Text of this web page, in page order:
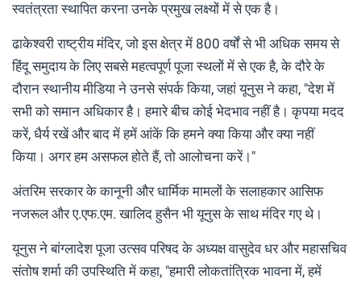
स्वतंत्रता स्थापित करना उनके प्रमुख लक्ष्यों में से एक है।
ढाकेश्वरी राष्ट्रीय मंदिर, जो इस क्षेत्र में 800 वर्षों से भी अधिक समय से
हिंदू समुदाय के लिए सबसे महत्वपूर्ण पूजा स्थलों में से एक है, के दौरे के
दौरान स्थानीय मीडिया ने उनसे संपर्क किया, जहां यूनुस ने कहा, "देश में
सभी को समान अधिकार है। हमारे बीच कोई भेदभाव नहीं है। कृपया मदद
करें, धैर्य रखें और बाद में हमें आंकें कि हमने क्या किया और क्या नहीं
किया। अगर हम असफल होते हैं, तो आलोचना करें।"
अंतरिम सरकार के कानूनी और धार्मिक मामलों के सलाहकार आसिफ
नजरूल और ए.एफ.एम. खालिद हुसैन भी यूनुस के साथ मंदिर गए थे।
यूनुस ने बांग्लादेश पूजा उत्सव परिषद के अध्यक्ष वासुदेव धर और महासचिव
संतोष शर्मा की उपस्थिति में कहा, "हमारी लोकतांत्रिक भावना में, हमें